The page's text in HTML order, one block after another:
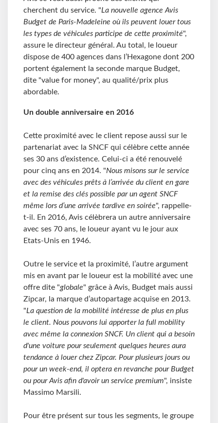
cherchent du service. "La nouvelle agence Avis
Budget de Paris-Madeleine où ils peuvent louer tous
les types de véhicules participe de cette proximité",
assure le directeur général. Au total, le loueur
dispose de 400 agences dans l’Hexagone dont 200
portent également la seconde marque Budget,
dite "value for money", au qualité/prix plus
abordable.
Un double anniversaire en 2016
Cette proximité avec le client repose aussi sur le
partenariat avec la SNCF qui célèbre cette année
ses 30 ans d’existence. Celui-ci a été renouvelé
pour cinq ans en 2014. "Nous misons sur le service
avec des véhicules prêts à l’arrivée du client en gare
et la remise des clés possible par un agent SNCF
même lors d’une arrivée tardive en soirée", rappelle-
t-il. En 2016, Avis célèbrera un autre anniversaire
avec ses 70 ans, le loueur ayant vu le jour aux
Etats-Unis en 1946.
Outre le service et la proximité, l’autre argument
mis en avant par le loueur est la mobilité avec une
offre dite "globale" grâce à Avis, Budget mais aussi
Zipcar, la marque d’autopartage acquise en 2013.
"La question de la mobilité intéresse de plus en plus
le client. Nous pouvons lui apporter la full mobility
avec même la connexion SNCF. Un client qui a besoin
d'une voiture pour seulement quelques heures aura
tendance à louer chez Zipcar. Pour plusieurs jours ou
pour un week-end, il optera en revanche pour Budget
ou pour Avis afin d'avoir un service premium", insiste
Massimo Marsili.
Pour être présent sur tous les segments, le groupe